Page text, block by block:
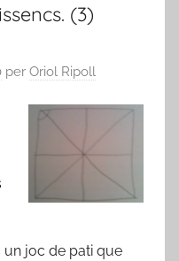
(3)
per Oriol Ripoll
un joc de pati que